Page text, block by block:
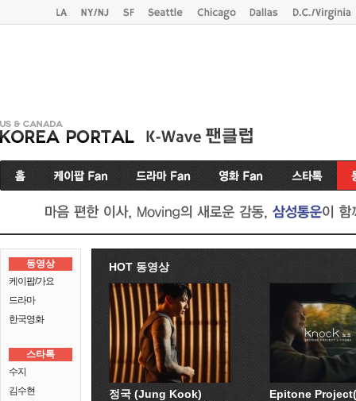
동영상
케이팝/가요
드라마
한국영화
스타톡
수지
김수현
HOT 동영상
정국 (Jung Kook)
Epitone